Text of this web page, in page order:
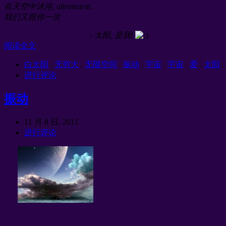
在天空中沐浴, ultramarin.
我们又跟你一次
- 太阳, 是我!
阅读全文
白太阳 . 无穷大 . 无限空间 . 振动 . 宇宙 . 宇宙 . 爱 . 太阳 .
进行评论
振动
11 月 8 日, 2011
进行评论